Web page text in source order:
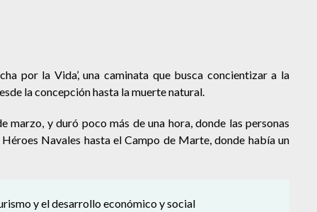
por la Vida’, una caminata que busca concientizar a la
la concepción hasta la muerte natural.
y duró poco más de una hora, donde las personas
Navales hasta el Campo de Marte, donde había un
y el desarrollo económico y social